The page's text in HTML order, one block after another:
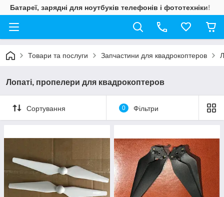
Батареї, зарядні для ноутбуків телефонів і фототехніки!
Товари та послуги Запчастини для квадрокоптеров
Лопаті, пропелери для квадрокоптеров
Сортування 0 Фільтри